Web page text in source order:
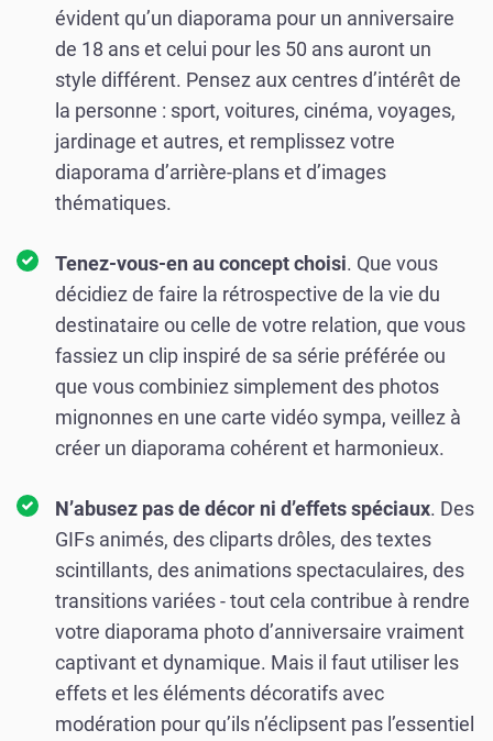
évident qu’un diaporama pour un anniversaire
de 18 ans et celui pour les 50 ans auront un
style différent. Pensez aux centres d’intérêt de
la personne : sport, voitures, cinéma, voyages,
jardinage et autres, et remplissez votre
diaporama d’arrière-plans et d’images
thématiques.
Tenez-vous-en au concept choisi. Que vous
décidiez de faire la rétrospective de la vie du
destinataire ou celle de votre relation, que vous
fassiez un clip inspiré de sa série préférée ou
que vous combiniez simplement des photos
mignonnes en une carte vidéo sympa, veillez à
créer un diaporama cohérent et harmonieux.
N’abusez pas de décor ni d’effets spéciaux. Des
GIFs animés, des cliparts drôles, des textes
scintillants, des animations spectaculaires, des
transitions variées - tout cela contribue à rendre
votre diaporama photo d’anniversaire vraiment
captivant et dynamique. Mais il faut utiliser les
effets et les éléments décoratifs avec
modération pour qu’ils n’éclipsent pas l’essentiel